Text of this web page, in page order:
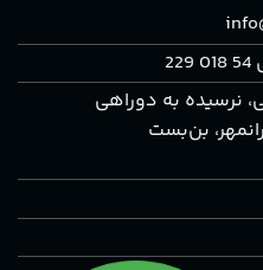
نرسيده به دوراهی
بن‌بست